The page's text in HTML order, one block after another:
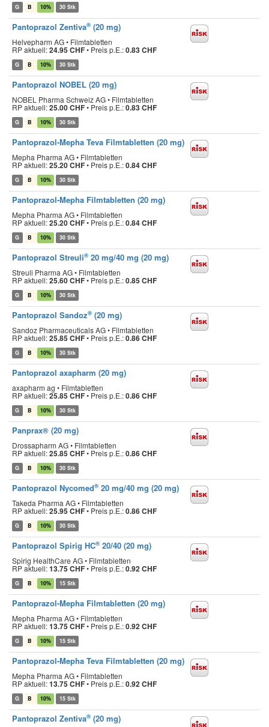
G B 10% 30 Stk
Pantoprazol Zentiva® (20 mg)
Helvepharm AG • Filmtabletten
RP aktuell:24.95 CHF• Preis p.E.:0.83 CHF
G B 10% 30 Stk
Pantoprazol NOBEL (20 mg)
NOBEL Pharma Schweiz AG • Filmtabletten
RP aktuell:25.00 CHF• Preis p.E.:0.83 CHF
G B 10% 30 Stk
Pantoprazol-Mepha Teva Filmtabletten (20 mg)
Mepha Pharma AG • Filmtabletten
RP aktuell:25.20 CHF• Preis p.E.:0.84 CHF
G B 10% 30 Stk
Pantoprazol-Mepha Filmtabletten (20 mg)
Mepha Pharma AG • Filmtabletten
RP aktuell:25.20 CHF• Preis p.E.:0.84 CHF
G B 10% 30 Stk
Pantoprazol Streuli® 20 mg/40 mg (20 mg)
Streuli Pharma AG • Filmtabletten
RP aktuell:25.60 CHF• Preis p.E.:0.85 CHF
G B 10% 30 Stk
Pantoprazol Sandoz® (20 mg)
Sandoz Pharmaceuticals AG • Filmtabletten
RP aktuell:25.85 CHF• Preis p.E.:0.86 CHF
G B 10% 30 Stk
Pantoprazol axapharm (20 mg)
axapharm ag • Filmtabletten
RP aktuell:25.85 CHF• Preis p.E.:0.86 CHF
G B 10% 30 Stk
Panprax® (20 mg)
Drossapharm AG • Filmtabletten
RP aktuell:25.85 CHF• Preis p.E.:0.86 CHF
G B 10% 30 Stk
Pantoprazol Nycomed® 20 mg/40 mg (20 mg)
Takeda Pharma AG • Filmtabletten
RP aktuell:25.95 CHF• Preis p.E.:0.86 CHF
G B 10% 30 Stk
Pantoprazol Spirig HC® 20/40 (20 mg)
Spirig HealthCare AG • Filmtabletten
RP aktuell:13.75 CHF• Preis p.E.:0.92 CHF
G B 10% 15 Stk
Pantoprazol-Mepha Filmtabletten (20 mg)
Mepha Pharma AG • Filmtabletten
RP aktuell:13.75 CHF• Preis p.E.:0.92 CHF
G B 10% 15 Stk
Pantoprazol-Mepha Teva Filmtabletten (20 mg)
Mepha Pharma AG • Filmtabletten
RP aktuell:13.75 CHF• Preis p.E.:0.92 CHF
G B 10% 15 Stk
Pantoprazol Zentiva® (20 mg)